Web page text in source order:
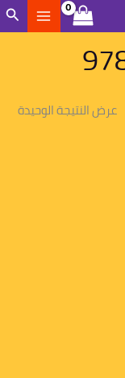
عرض النتيجة الوحيدة